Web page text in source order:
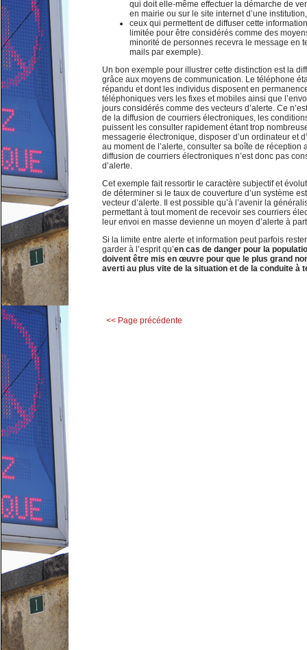
qui doit elle-même effectuer la démarche de
en mairie ou sur le site internet d’une
ceux qui permettent de diffuser cette
limitée pour être considérés comme des
minorité de personnes recevra le message en
mails par exemple).
Un bon exemple pour illustrer cette distinction est la
grâce aux moyens de communication. Le téléphone
répandu et dont les individus disposent en
téléphoniques vers les fixes et mobiles ainsi que
jours considérés comme des vecteurs d’alerte. Ce
de la diffusion de courriers électroniques, les
puissent les consulter rapidement étant trop
messagerie électronique, disposer d’un ordinateur et
au moment de l’alerte, consulter sa boîte de réception
diffusion de courriers électroniques n’est donc pas
d’alerte.
Cet exemple fait ressortir le caractère subjectif et
de déterminer si le taux de couverture d’un système
vecteur d’alerte. Il est possible qu’à l’avenir la
permettant à tout moment de recevoir ses courriers
leur envoi en masse devienne un moyen d’alerte à
Si la limite entre alerte et information peut parfois
garder à l’esprit qu’en cas de danger pour la
doivent être mis en œuvre pour que le plus grand
averti au plus vite de la situation et de la conduite à
<< Page précédente